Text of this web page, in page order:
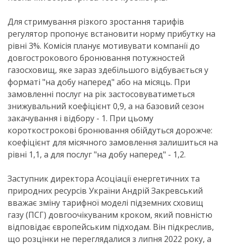
Для стримування різкого зростання тарифів
регулятор пропонує встановити норму прибутку на
рівні 3%. Комісія планує мотивувати компанії до
довгострокового бронювання потужностей
газосховищ, яке зараз здебільшого відбувається у
форматі "на добу наперед" або на місяць. При
замовленні послуг на рік застосовуватиметься
знижувальний коефіцієнт 0,9, а на базовий сезон
закачування і відбору - 1. При цьому
короткострокові бронювання обійдуться дорожче:
коефіцієнт для місячного замовлення залишиться на
рівні 1,1, а для послуг "на добу наперед" - 1,2.
Заступник директора Асоціації енергетичних та
природних ресурсів України Андрій Закревський
вважає зміну тарифної моделі підземних сховищ
газу (ПСГ) довгоочікуваним кроком, який повністю
відповідає європейським підходам. Він підкреслив,
що розцінки не переглядалися з липня 2022 року, а